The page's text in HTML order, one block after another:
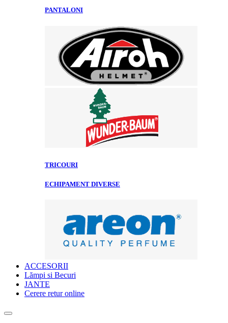
PANTALONI
TRICOURI
ECHIPAMENT DIVERSE
ACCESORII
Lămpi si Becuri
JANTE
Cerere retur online